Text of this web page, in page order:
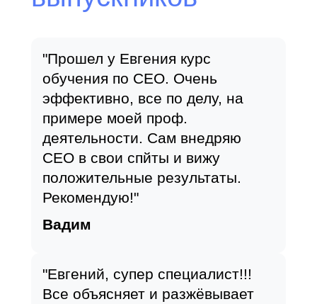
"Прошел у Евгения курс
обучения по СЕО. Очень
эффективно, все по делу, на
примере моей проф.
деятельности. Сам внедряю
СЕО в свои спйты и вижу
положительные результаты.
Рекомендую!"
Вадим
"Евгений, супер специалист!!!
Все объясняет и разжёвывает